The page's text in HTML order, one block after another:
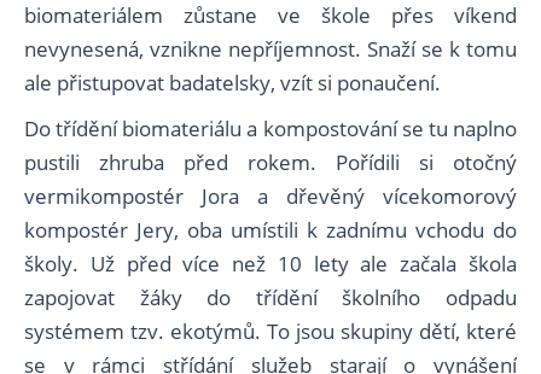
biomateriálem zůstane ve škole přes víkend
nevynesená, vznikne nepříjemnost. Snaží se k tomu
ale přistupovat badatelsky, vzít si ponaučení.
Do třídění biomateriálu a kompostování se tu naplno
pustili zhruba před rokem. Pořídili si otočný
vermikompostér Jora a dřevěný vícekomorový
kompostér Jery, oba umístili k zadnímu vchodu do
školy. Už před více než 10 lety ale začala škola
zapojovat žáky do třídění školního odpadu
systémem tzv. ekotýmů. To jsou skupiny dětí, které
se v rámci střídání služeb starají o vynášení